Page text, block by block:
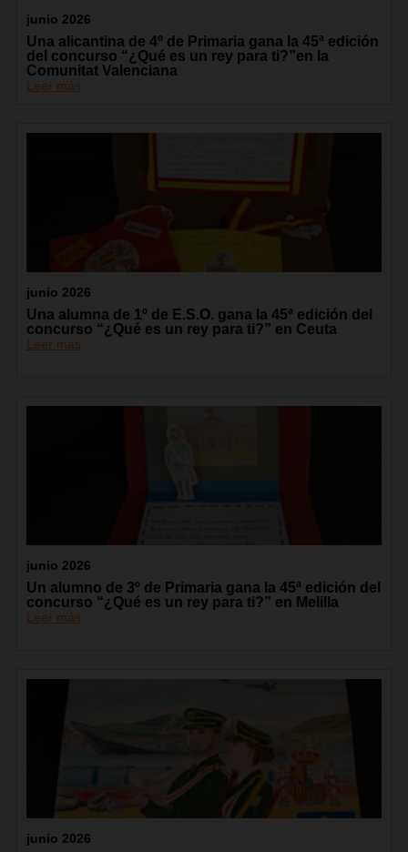
junio 2026
Una alicantina de 4º de Primaria gana la 45ª edición
del concurso “¿Qué es un rey para ti?”en la
Comunitat Valenciana
Leer más
junio 2026
Una alumna de 1º de E.S.O. gana la 45ª edición del
concurso “¿Qué es un rey para ti?” en Ceuta
Leer más
junio 2026
Un alumno de 3º de Primaria gana la 45ª edición del
concurso “¿Qué es un rey para ti?” en Melilla
Leer más
junio 2026